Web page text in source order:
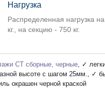
Нагрузка
Распределенная нагрузка
кг., на секцию - 750 кг.
СТ сборные, черные , ✓
высоте с шагом 25мм., ✓
окрашен черной краской